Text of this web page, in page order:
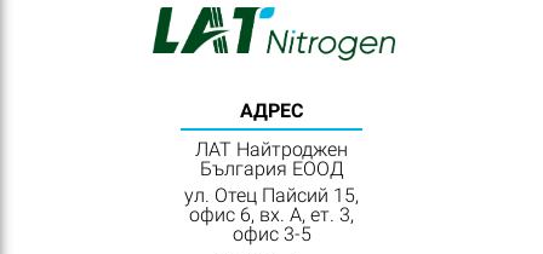
АДРЕС
ЛАТ Найтроджен
България ЕООД
ул. Отец Пайсий 15,
офис 6, вх. А, ет. 3,
офис 3-5